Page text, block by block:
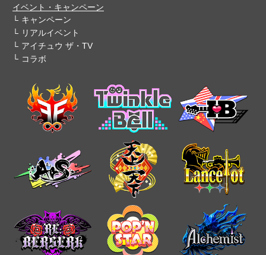
イベント・キャンペーン
キャンペーン
リアルイベント
アイチュウ ザ・TV
コラボ